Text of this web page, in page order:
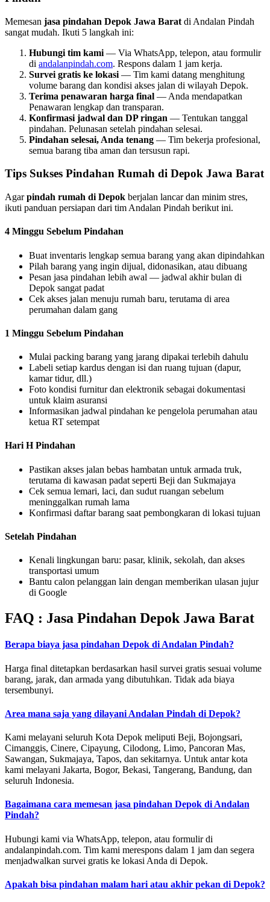
Memesan jasa pindahan Depok Jawa Barat di Andalan Pindah
sangat mudah. Ikuti 5 langkah ini:
Hubungi tim kami — Via WhatsApp, telepon, atau formulir
di andalanpindah.com. Respons dalam 1 jam kerja.
Survei gratis ke lokasi — Tim kami datang menghitung
volume barang dan kondisi akses jalan di wilayah Depok.
Terima penawaran harga final — Anda mendapatkan
Penawaran lengkap dan transparan.
Konfirmasi jadwal dan DP ringan — Tentukan tanggal
pindahan. Pelunasan setelah pindahan selesai.
Pindahan selesai, Anda tenang — Tim bekerja profesional,
semua barang tiba aman dan tersusun rapi.
Tips Sukses Pindahan Rumah di Depok Jawa Barat
Agarpindah rumah di Depok berjalan lancar dan minim stres,
ikuti panduan persiapan dari tim Andalan Pindah berikut ini.
4 Minggu Sebelum Pindahan
Buat inventaris lengkap semua barang yang akan dipindahkan
Pilah barang yang ingin dijual, didonasikan, atau dibuang
Pesan jasa pindahan lebih awal — jadwal akhir bulan di
Depok sangat padat
Cek akses jalan menuju rumah baru, terutama di area
perumahan dalam gang
1 Minggu Sebelum Pindahan
Mulai packing barang yang jarang dipakai terlebih dahulu
Labeli setiap kardus dengan isi dan ruang tujuan (dapur,
kamar tidur, dll.)
Foto kondisi furnitur dan elektronik sebagai dokumentasi
untuk klaim asuransi
Informasikan jadwal pindahan ke pengelola perumahan atau
ketua RT setempat
Hari H Pindahan
Pastikan akses jalan bebas hambatan untuk armada truk,
terutama di kawasan padat seperti Beji dan Sukmajaya
Cek semua lemari, laci, dan sudut ruangan sebelum
meninggalkan rumah lama
Konfirmasi daftar barang saat pembongkaran di lokasi tujuan
Setelah Pindahan
Kenali lingkungan baru: pasar, klinik, sekolah, dan akses
transportasi umum
Bantu calon pelanggan lain dengan memberikan ulasan jujur
di Google
FAQ : Jasa Pindahan Depok Jawa Barat
Berapa biaya jasa pindahan Depok di Andalan Pindah?
Harga final ditetapkan berdasarkan hasil survei gratis sesuai volume
barang, jarak, dan armada yang dibutuhkan. Tidak ada biaya
tersembunyi.
Area mana saja yang dilayani Andalan Pindah di Depok?
Kami melayani seluruh Kota Depok meliputi Beji, Bojongsari,
Cimanggis, Cinere, Cipayung, Cilodong, Limo, Pancoran Mas,
Sawangan, Sukmajaya, Tapos, dan sekitarnya. Untuk antar kota
kami melayani Jakarta, Bogor, Bekasi, Tangerang, Bandung, dan
seluruh Indonesia.
Bagaimana cara memesan jasa pindahan Depok di Andalan
Pindah?
Hubungi kami via WhatsApp, telepon, atau formulir di
andalanpindah.com. Tim kami merespons dalam 1 jam dan segera
menjadwalkan survei gratis ke lokasi Anda di Depok.
Apakah bisa pindahan malam hari atau akhir pekan di Depok?